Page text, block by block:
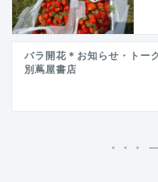
バラ開花＊お知らせ・トー
別蔦屋書店